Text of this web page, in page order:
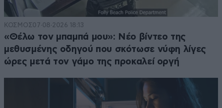
ΚΟΣΜΟΣ07·08·2026 18:13
«Θέλω τον μπαμπά μου»: Νέο βίντεο της
μεθυσμένης οδηγού που σκότωσε νύφη λίγες
ώρες μετά τον γάμο της προκαλεί οργή